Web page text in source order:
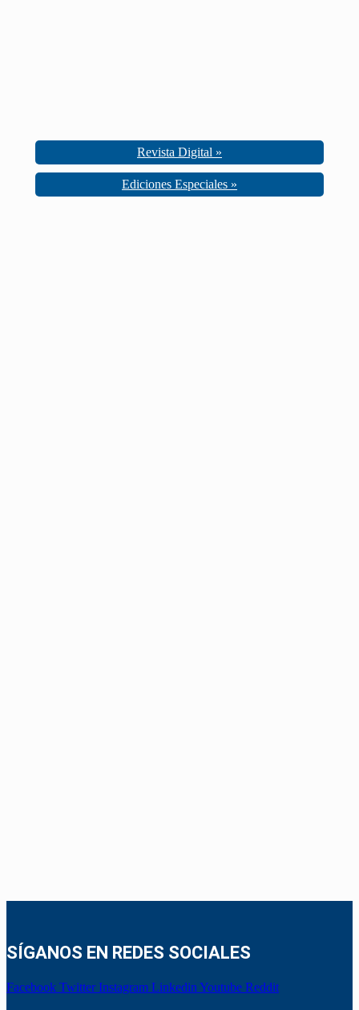
Revista Digital »
Ediciones Especiales »
SÍGANOS EN REDES SOCIALES
Facebook Twitter Instagram Linkedin Youtube Reddit